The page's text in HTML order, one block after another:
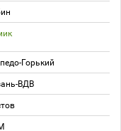
Горький
ВДВ